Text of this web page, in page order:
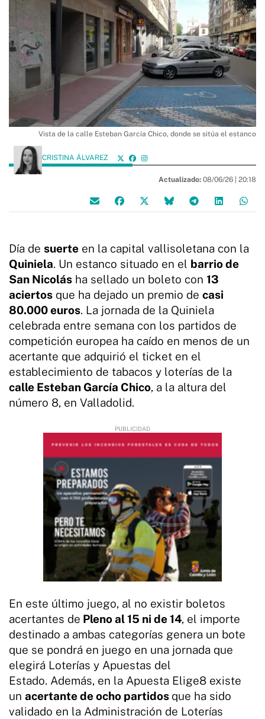
Vista de la calle Esteban García Chico, donde se sitúa el estanco
CRISTINA ÁLVAREZ
Actualizado: 08/06/26 | 20:18
Día de suerte en la capital vallisoletana con la
Quiniela. Un estanco situado en el barrio de
San Nicolás ha sellado un boleto con 13
aciertos que ha dejado un premio de casi
80.000 euros. La jornada de la Quiniela
celebrada entre semana con los partidos de
competición europea ha caído en menos de un
acertante que adquirió el ticket en el
establecimiento de tabacos y loterías de la
calle Esteban García Chico, a la altura del
número 8, en Valladolid.
En este último juego, al no existir boletos
acertantes de Pleno al 15 ni de 14, el importe
destinado a ambas categorías genera un bote
que se pondrá en juego en una jornada que
elegirá Loterías y Apuestas del
Estado. Además, en la Apuesta Elige8 existe
un acertante de ocho partidos que ha sido
validado en la Administración de Loterías